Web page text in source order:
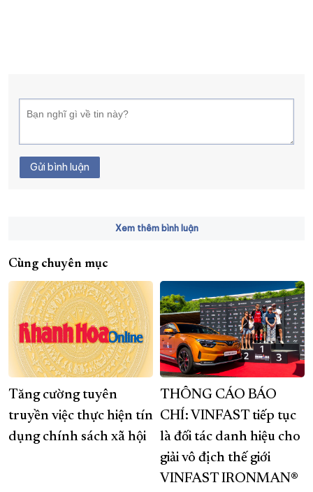
Gửi bình luận
Xem thêm bình luận
Cùng chuyên mục
Tăng cường tuyên
truyền việc thực hiện tín
dụng chính sách xã hội
THÔNG CÁO BÁO
CHÍ: VINFAST tiếp tục
là đối tác danh hiệu cho
giải vô địch thế giới
VINFAST IRONMAN®